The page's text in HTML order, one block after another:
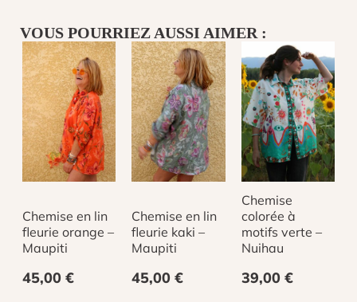
sur
l'avant
à
rayures
bleu
-
Anapa
VOUS POURRIEZ AUSSI AIMER :
Chemise en lin
fleurie orange –
Maupiti
45,00 €
Chemise en lin
fleurie kaki –
Maupiti
45,00€
Chemise
colorée à
motifs verte –
Nuihau
39,00 €